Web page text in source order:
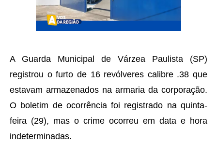
A Guarda Municipal de Várzea Paulista (SP)
registrou o furto de 16 revólveres calibre .38 que
estavam armazenados na armaria da corporação.
O boletim de ocorrência foi registrado na quinta-
feira (29), mas o crime ocorreu em data e hora
indeterminadas.